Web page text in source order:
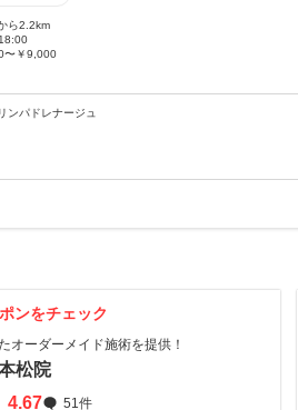
ら2.2km
〜￥9,000
ンパドレナージュ
ンをチェック
オーダーメイド施術を提供！
松院
4.67
51件